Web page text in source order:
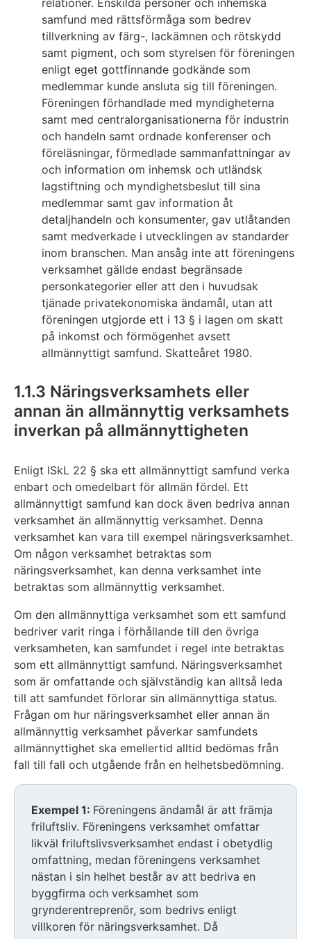
samfund med rättsförmåga som bedrev
tillverkning av färg-, lackämnen och rötskydd
samt pigment, och som styrelsen för föreningen
enligt eget gottfinnande godkände som
medlemmar kunde ansluta sig till föreningen.
Föreningen förhandlade med myndigheterna
samt med centralorganisationerna för industrin
och handeln samt ordnade konferenser och
föreläsningar, förmedlade sammanfattningar av
och information om inhemsk och utländsk
lagstiftning och myndighetsbeslut till sina
medlemmar samt gav information åt
detaljhandeln och konsumenter, gav utlåtanden
samt medverkade i utvecklingen av standarder
inom branschen. Man ansåg inte att föreningens
verksamhet gällde endast begränsade
personkategorier eller att den i huvudsak
tjänade privatekonomiska ändamål, utan att
föreningen utgjorde ett i 13 § i lagen om skatt
på inkomst och förmögenhet avsett
allmännyttigt samfund. Skatteåret 1980.
1.1.3 Näringsverksamhets eller
annan än allmännyttig verksamhets
inverkan på allmännyttigheten
Enligt ISkL 22 § ska ett allmännyttigt samfund verka
enbart och omedelbart för allmän fördel. Ett
allmännyttigt samfund kan dock även bedriva annan
verksamhet än allmännyttig verksamhet. Denna
verksamhet kan vara till exempel näringsverksamhet.
Om någon verksamhet betraktas som
näringsverksamhet, kan denna verksamhet inte
betraktas som allmännyttig verksamhet.
Om den allmännyttiga verksamhet som ett samfund
bedriver varit ringa i förhållande till den övriga
verksamheten, kan samfundet i regel inte betraktas
som ett allmännyttigt samfund. Näringsverksamhet
som är omfattande och självständig kan alltså leda
till att samfundet förlorar sin allmännyttiga status.
Frågan om hur näringsverksamhet eller annan än
allmännyttig verksamhet påverkar samfundets
allmännyttighet ska emellertid alltid bedömas från
fall till fall och utgående från en helhetsbedömning.
Exempel 1: Föreningens ändamål är att främja
friluftsliv. Föreningens verksamhet omfattar
likväl friluftslivsverksamhet endast i obetydlig
omfattning, medan föreningens verksamhet
nästan i sin helhet består av att bedriva en
byggfirma och verksamhet som
grynderentreprenör, som bedrivs enligt
villkoren för näringsverksamhet. Då